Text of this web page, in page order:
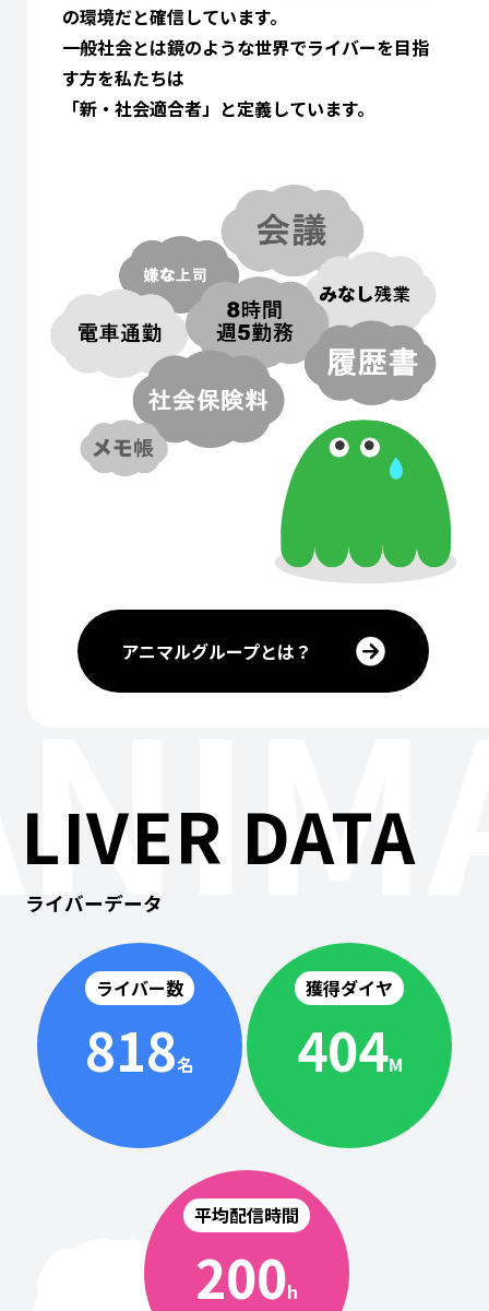
の環境だと確信しています。
一般社会とは鏡のような世界でライバーを目指
す方を私たちは
「新・社会適合者」と定義しています。
アニマルグループとは？
LIVER DATA
ライバーデータ
ライバー数
818名
獲得ダイヤ
404M
平均配信時間
200h